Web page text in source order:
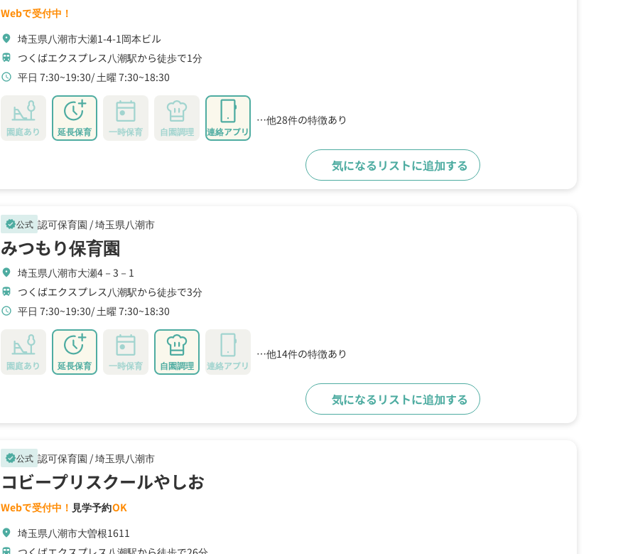
Webで受付中！
location_on 埼玉県八潮市大瀬1-4-1岡本ビル
train つくばエクスプレス八潮駅から徒歩で1分
schedule 平日 7:30~19:30 土曜 7:30~18:30
園庭あり 延長保育 一時保育 自園調理 連絡アプリ
…他28件の特徴あり
気になるリストに追加する
verified公式 認可保育園 /埼玉県八潮市
みつもり保育園
location_on 埼玉県八潮市大瀬4－3－1
train つくばエクスプレス八潮駅から徒歩で3分
schedule 平日 7:30~19:30 土曜 7:30~18:30
園庭あり 延長保育 一時保育 自園調理 連絡アプリ
…他14件の特徴あり
気になるリストに追加する
verified公式 認可保育園 /埼玉県八潮市
コビープリスクールやしお
Webで受付中！ 見学予約OK
location_on 埼玉県八潮市大曽根1611